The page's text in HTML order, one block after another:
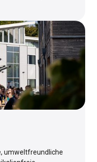
umweltfreundliche